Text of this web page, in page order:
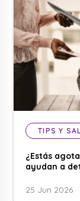
TIPS Y
¿Estás
ayudan a
25 Jun 2026